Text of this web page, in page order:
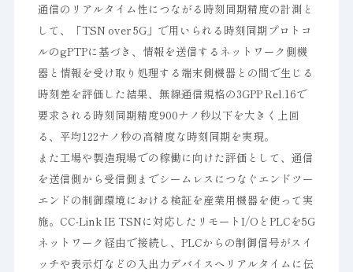
通信のリアルタイム性につながる時刻同期精度の計測と
して、「TSN over 5G」で用いられる時刻同期プロトコ
ルのgPTPに基づき、情報を送信するネットワーク側機
器と情報を受け取り処理する端末側機器との間で生じる
時刻差を評価した結果、無線通信規格の3GPP Rel.16で
要求される時刻同期精度900ナノ秒以下を大きく上回
る、平均122ナノ秒の高精度な時刻同期を実現。
また工場や製造現場での稼働に向けた評価として、通信
を送信側から受信側までシームレスにつなぐエンドツー
エンドの制御環境における検証を産業用機器を使って実
施。CC-Link IE TSNに対応したリモートI/OとPLCを5G
ネットワーク経由で接続し、PLCからの制御信号がスイ
ッチや表示灯などの入出力デバイスへリアルタイムに伝